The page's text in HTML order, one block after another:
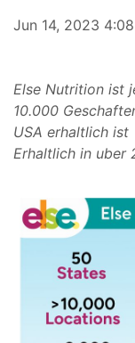
Jun 14, 2023
Else Nutrition ist
10.000
USA erhaltlich ist
Erhaltlich in uber